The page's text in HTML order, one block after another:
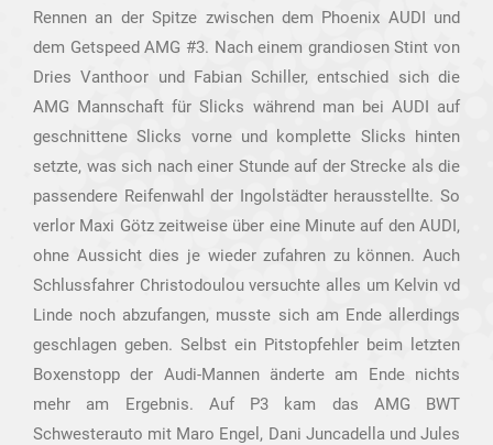
Rennen an der Spitze zwischen dem Phoenix AUDI und
dem Getspeed AMG #3. Nach einem grandiosen Stint von
Dries Vanthoor und Fabian Schiller, entschied sich die
AMG Mannschaft für Slicks während man bei AUDI auf
geschnittene Slicks vorne und komplette Slicks hinten
setzte, was sich nach einer Stunde auf der Strecke als die
passendere Reifenwahl der Ingolstädter herausstellte. So
verlor Maxi Götz zeitweise über eine Minute auf den AUDI,
ohne Aussicht dies je wieder zufahren zu können. Auch
Schlussfahrer Christodoulou versuchte alles um Kelvin vd
Linde noch abzufangen, musste sich am Ende allerdings
geschlagen geben. Selbst ein Pitstopfehler beim letzten
Boxenstopp der Audi-Mannen änderte am Ende nichts
mehr am Ergebnis. Auf P3 kam das AMG BWT
Schwesterauto mit Maro Engel, Dani Juncadella und Jules